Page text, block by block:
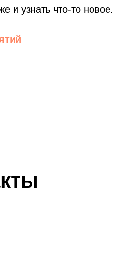
и узнать что-то новое.